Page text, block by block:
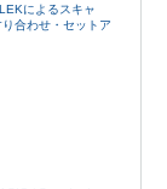
によるスキャ
合わせ・セットア